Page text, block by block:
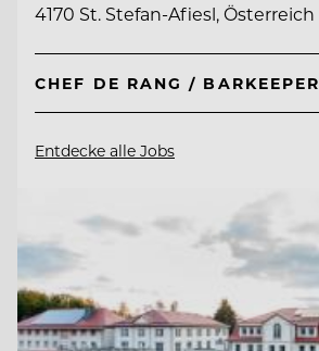
4170 St. Stefan-Afiesl, Österreich
CHEF DE RANG / BARKEEPER
Entdecke alle Jobs